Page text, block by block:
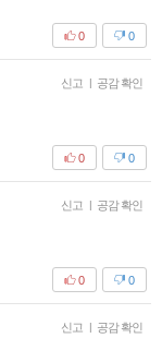
0
0
신고 공감 확인
0
0
신고 공감 확인
0
0
신고 공감 확인